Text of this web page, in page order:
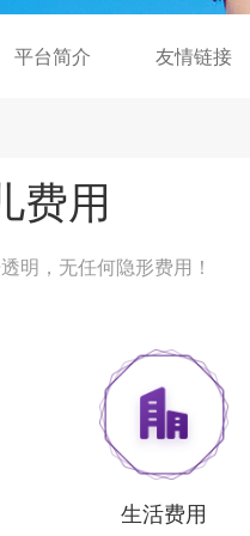
平台简介 友情链接
费用
明，无任何隐形费用！
生活费用